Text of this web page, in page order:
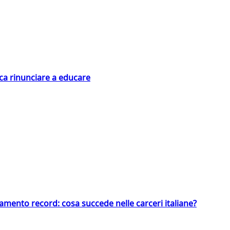
rinunciare a educare
record: cosa succede nelle carceri italiane?